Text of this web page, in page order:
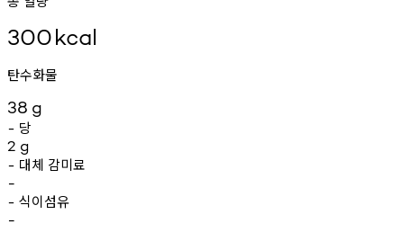
300kcal
탄수화물
38 g
- 당
2 g
- 대체 감미료
-
- 식이섬유
-